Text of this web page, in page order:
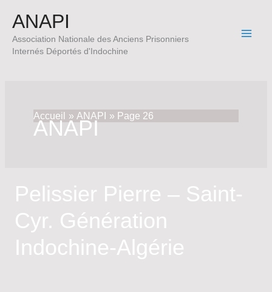
contenu
ANAPI
Association Nationale des Anciens Prisonniers
Internés Déportés d'Indochine
Accueil ANAPI Page 26
ANAPI
Pelissier Pierre – Saint-
Cyr. Génération
Indochine-Algérie